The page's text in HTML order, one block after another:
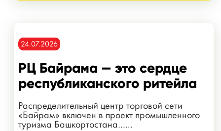
24.07.2026
РЦ Байрама — это сердце
республиканского ритейла
Распределительный центр торговой сети
«Байрам» включен в проект промышленного
туризма Башкортостана…...